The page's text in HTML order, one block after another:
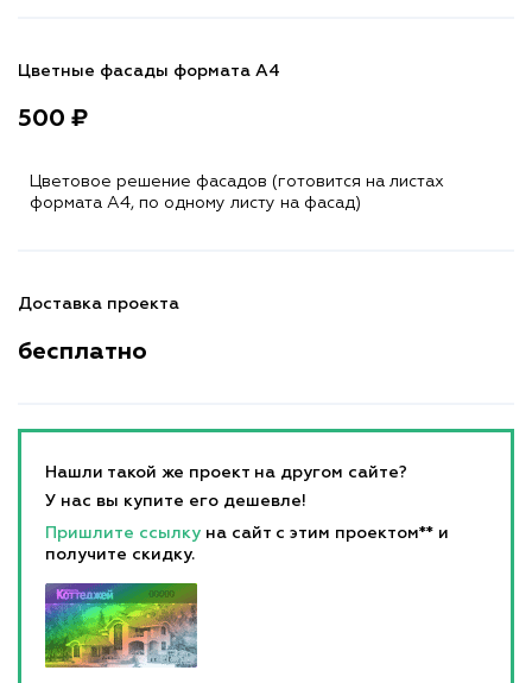
Цветные фасады формата А4
500 ₽
Цветовое решение фасадов (готовится на листах
формата A4, по одному листу на фасад)
Доставка проекта
бесплатно
Нашли такой же проект на другом сайте?
У нас вы купите его дешевле!
Пришлите ссылку на сайт с этим проектом** и
получите скидку.